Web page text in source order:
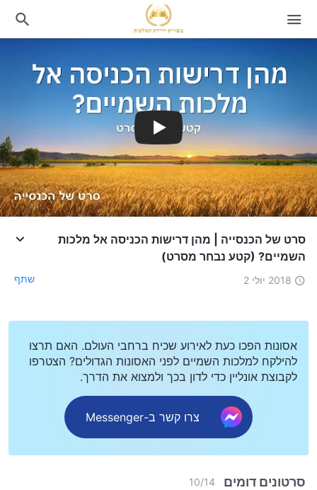
סרט של הכנסייה | מהן דרישות הכניסה אל מלכות
השמיים? (קטע נבחר מסרט)
2018 יולי 2 שתף
אסונות הפכו כעת לאירוע שכיח ברחבי העולם. האם תרצו
להילקח למלכות השמיים לפני האסונות הגדולים? הצטרפו
לקבוצת אונליין כדי לדון בכך ולמצוא את הדרך.
צרו קשר ב-Messenger
סרטונים דומים 10/14